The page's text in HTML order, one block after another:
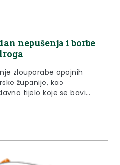
nepušenja i borbe
zlouporabe opojnih
županije, kao
tijelo koje se bavi
Svjetski dan